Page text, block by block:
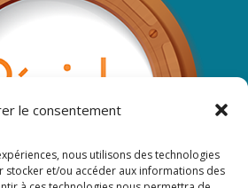
le consentement
nous utilisons des technologies
stocker et/ou accéder aux informations des